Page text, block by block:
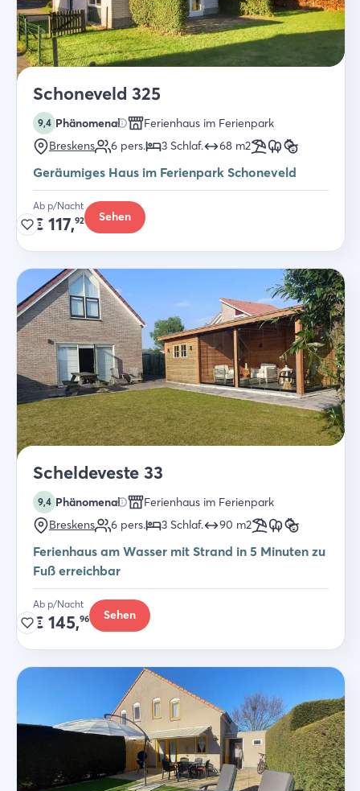
Schoneveld 325
9,4 Phänomenal
Ferienhaus im Ferienpark
Breskens
6 pers. 3 Schlaf. 68 m2
Geräumiges Haus im Ferienpark Schoneveld
Ab p/Nacht
€ 117,92 Sehen
Scheldeveste 33
9,4 Phänomenal
Ferienhaus im Ferienpark
Breskens
6 pers. 3 Schlaf. 90 m2
Ferienhaus am Wasser mit Strand in 5 Minuten zu
Fuß erreichbar
Ab p/Nacht
€ 145,96 Sehen